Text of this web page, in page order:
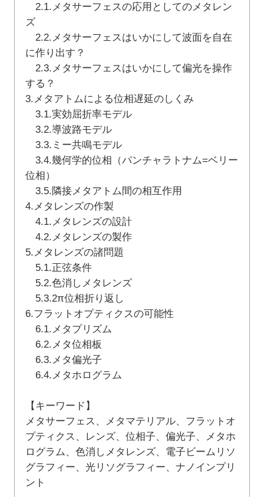
2.1.メタサーフェスの応用としてのメタレン
ズ
2.2.メタサーフェスはいかにして波面を自在
に作り出す？
2.3.メタサーフェスはいかにして偏光を操作
する？
3.メタアトムによる位相遅延のしくみ
3.1.実効屈折率モデル
3.2.導波路モデル
3.3.ミー共鳴モデル
3.4.幾何学的位相（パンチャラトナム=ベリー
位相）
3.5.隣接メタアトム間の相互作用
4.メタレンズの作製
4.1.メタレンズの設計
4.2.メタレンズの製作
5.メタレンズの諸問題
5.1.正弦条件
5.2.色消しメタレンズ
5.3.2π位相折り返し
6.フラットオプティクスの可能性
6.1.メタプリズム
6.2.メタ位相板
6.3.メタ偏光子
6.4.メタホログラム
【キーワード】
メタサーフェス、メタマテリアル、フラットオ
プティクス、レンズ、位相子、偏光子、メタホ
ログラム、色消しメタレンズ、電子ビームリソ
グラフィー、光リソグラフィー、ナノインプリ
ント